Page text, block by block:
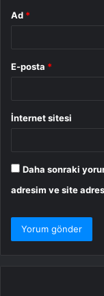
Ad *
E-posta *
İnternet sitesi
Daha sonraki
adresim ve site